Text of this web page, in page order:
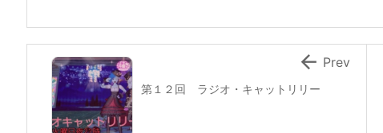
第１２回 ラジオ・キャットリリー
 Prev